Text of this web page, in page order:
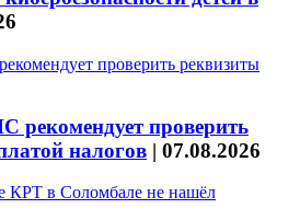
рекомендует проверить
налогов | 07.08.2026